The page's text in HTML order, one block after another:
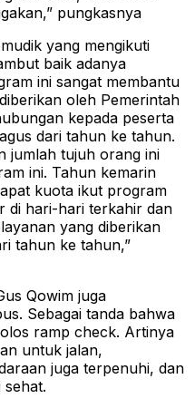
pungkasnya
yang mengikuti
baik adanya
ini sangat membantu
oleh Pemerintah
kepada peserta
dari tahun ke tahun.
jumlah tujuh orang ini
ini. Tahun kemarin
kuota ikut program
di hari-hari terkahir dan
yang diberikan
tahun ke tahun,”
Qowim juga
Sebagai tanda bahwa
ramp check. Artinya
untuk jalan,
juga terpenuhi, dan
sehat.